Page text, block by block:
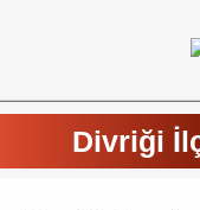
Divriği